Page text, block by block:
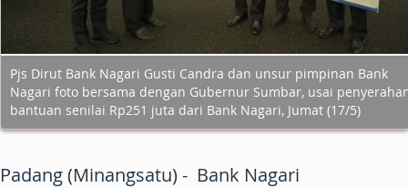
Pjs Dirut Bank Nagari Gusti Candra dan unsur pimpinan Bank
Nagari foto bersama dengan Gubernur Sumbar, usai
bantuan senilai Rp251 juta dari Bank Nagari, Jumat (17/5)
Padang (Minangsatu) - Bank Nagari